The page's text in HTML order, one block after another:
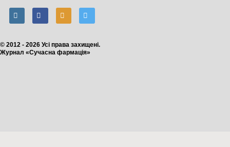
© 2012 - 2026 Усі права захищені.
Журнал «Сучасна фармація»